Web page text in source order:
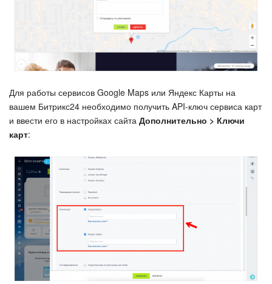
Маркетинг
Центр продаж
Аналитика
BI Конструктор
Интеграция 1С и Битрикс24
Сотрудники
Бизнес-процессы
Для работы сервисов Google Maps или Яндекс Карты на
вашем Битрикс24 необходимо получить API-ключ сервиса карт
и ввести его в настройках сайта Дополнительно > Ключи
карт: